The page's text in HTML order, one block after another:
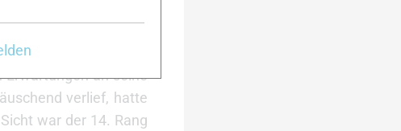
an seine
verlief, hatte
war der 14. Rang